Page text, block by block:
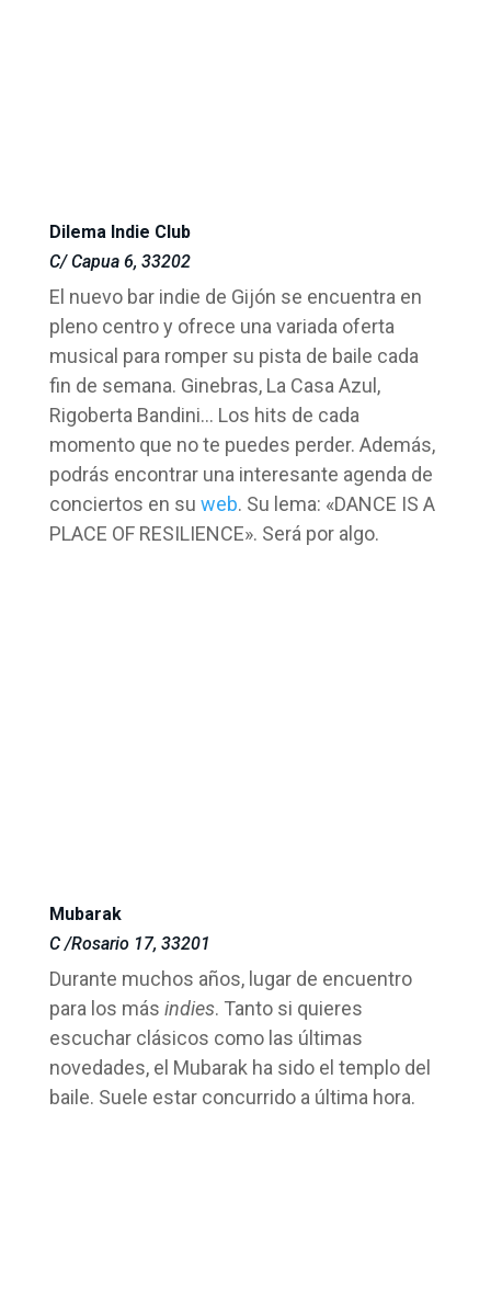
Dilema Indie Club
C/ Capua 6, 33202
El nuevo bar indie de Gijón se encuentra en
pleno centro y ofrece una variada oferta
musical para romper su pista de baile cada
fin de semana. Ginebras, La Casa Azul,
Rigoberta Bandini… Los hits de cada
momento que no te puedes perder. Además,
podrás encontrar una interesante agenda de
conciertos en su web. Su lema: «DANCE IS A
PLACE OF RESILIENCE». Será por algo.
Mubarak
C /Rosario 17, 33201
Durante muchos años, lugar de encuentro
para los más indies. Tanto si quieres
escuchar clásicos como las últimas
novedades, el Mubarak ha sido el templo del
baile. Suele estar concurrido a última hora.